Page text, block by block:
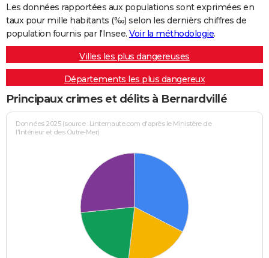
Les données rapportées aux populations sont exprimées en
taux pour mille habitants (‰) selon les dernièrs chiffres de
population fournis par l'Insee. Voir la méthodologie.
Villes les plus dangereuses
Départements les plus dangereux
Principaux crimes et délits à Bernardvillé
Données 2025 (source : Linternaute.com d'après le Ministère de
l'Intérieur et des Outre-Mer)